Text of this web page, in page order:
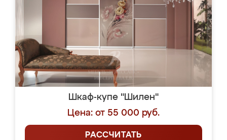
Шкаф-купе "Шилен"
Цена: от 55 000 руб.
РАССЧИТАТЬ